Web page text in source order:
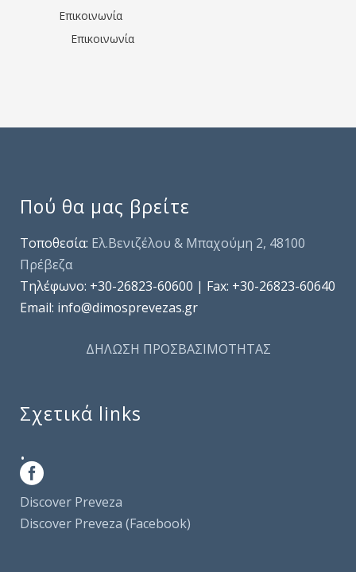
Επικοινωνία
Επικοινωνία
Πού θα μας βρείτε
Τοποθεσία: Ελ.Βενιζέλου & Μπαχούμη 2, 48100
Πρέβεζα
Τηλέφωνo: +30-26823-60600 | Fax: +30-26823-60640
Email: info@dimosprevezas.gr
ΔΗΛΩΣΗ ΠΡΟΣΒΑΣΙΜΟΤΗΤΑΣ
Σχετικά links
.
Discover Preveza
Discover Preveza (Facebook)